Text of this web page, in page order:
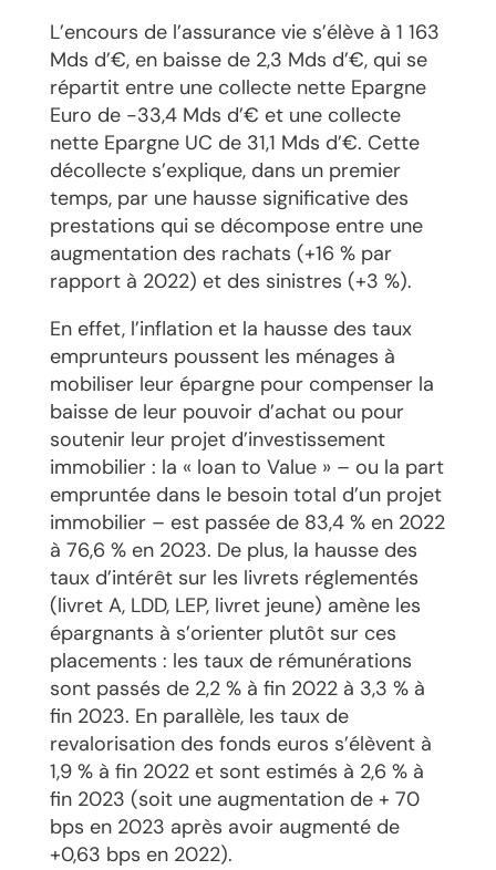
L’encours de l’assurance vie s’élève à 1 163
Mds d’€, en baisse de 2,3 Mds d’€, qui se
répartit entre une collecte nette Epargne
Euro de -33,4 Mds d’€ et une collecte
nette Epargne UC de 31,1 Mds d’€. Cette
décollecte s’explique, dans un premier
temps, par une hausse significative des
prestations qui se décompose entre une
augmentation des rachats (+16 % par
rapport à 2022) et des sinistres (+3 %).
En effet, l’inflation et la hausse des taux
emprunteurs poussent les ménages à
mobiliser leur épargne pour compenser la
baisse de leur pouvoir d’achat ou pour
soutenir leur projet d’investissement
immobilier : la « loan to Value » – ou la part
empruntée dans le besoin total d’un projet
immobilier – est passée de 83,4 % en 2022
à 76,6 % en 2023. De plus, la hausse des
taux d’intérêt sur les livrets réglementés
(livret A, LDD, LEP, livret jeune) amène les
épargnants à s’orienter plutôt sur ces
placements : les taux de rémunérations
sont passés de 2,2 % à fin 2022 à 3,3 % à
fin 2023. En parallèle, les taux de
revalorisation des fonds euros s’élèvent à
1,9 % à fin 2022 et sont estimés à 2,6 % à
fin 2023 (soit une augmentation de + 70
bps en 2023 après avoir augmenté de
+0,63 bps en 2022).